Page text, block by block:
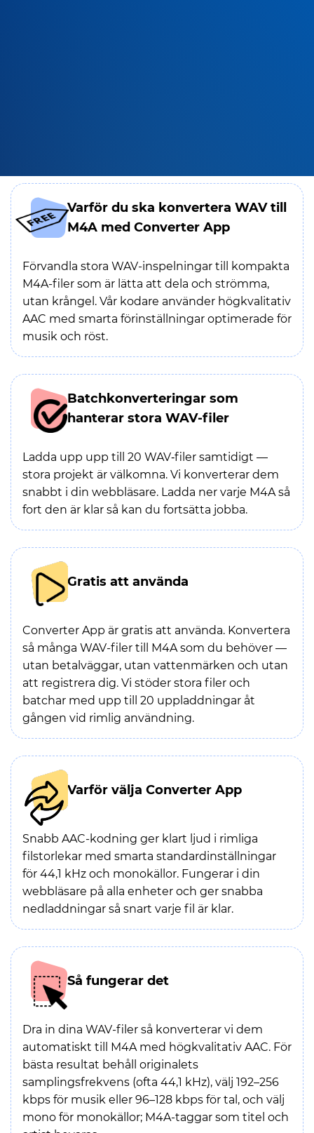
Varför du ska konvertera WAV till
M4A med Converter App
Förvandla stora WAV-inspelningar till kompakta
M4A-filer som är lätta att dela och strömma,
utan krångel. Vår kodare använder högkvalitativ
AAC med smarta förinställningar optimerade för
musik och röst.
Batchkonverteringar som
hanterar stora WAV-filer
Ladda upp upp till 20 WAV‑filer samtidigt —
stora projekt är välkomna. Vi konverterar dem
snabbt i din webbläsare. Ladda ner varje M4A så
fort den är klar så kan du fortsätta jobba.
Gratis att använda
Converter App är gratis att använda. Konvertera
så många WAV-filer till M4A som du behöver —
utan betalväggar, utan vattenmärken och utan
att registrera dig. Vi stöder stora filer och
batchar med upp till 20 uppladdningar åt
gången vid rimlig användning.
Varför välja Converter App
Snabb AAC-kodning ger klart ljud i rimliga
filstorlekar med smarta standardinställningar
för 44,1 kHz och monokällor. Fungerar i din
webbläsare på alla enheter och ger snabba
nedladdningar så snart varje fil är klar.
Så fungerar det
Dra in dina WAV-filer så konverterar vi dem
automatiskt till M4A med högkvalitativ AAC. För
bästa resultat behåll originalets
samplingsfrekvens (ofta 44,1 kHz), välj 192–256
kbps för musik eller 96–128 kbps för tal, och välj
mono för monokällor; M4A-taggar som titel och